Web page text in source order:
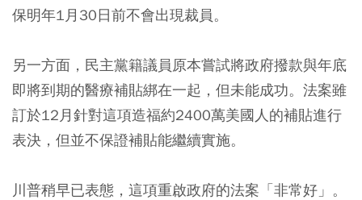
保明年1月30日前不會出現裁員。
另一方面，民主黨籍議員原本嘗試將政府撥款與年底
即將到期的醫療補貼綁在一起，但未能成功。法案雖
訂於12月針對這項造福約2400萬美國人的補貼進行
表決，但並不保證補貼能繼續實施。
川普稍早已表態，這項重啟政府的法案「非常好」。